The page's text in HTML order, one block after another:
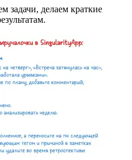
задачи, делаем краткие